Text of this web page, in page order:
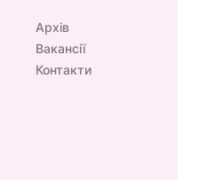
Архів
Вакансії
Контакти